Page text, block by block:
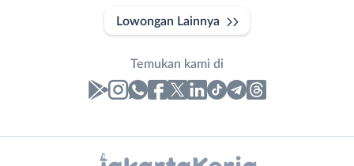
Lowongan Lainnya
Temukan kami di